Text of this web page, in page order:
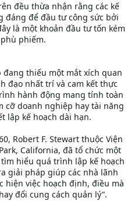
đều thừa nhận rằng các kế
đáng để đầu tư công sức bởi
là một khoản đầu tư tốn kém
phiếm.
thiếu một mắt xích quan
đạo nhất trí và cam kết thực
hành động mang tính toàn
cỡ doanh nghiệp hay tài năng
lập kế hoạch dài hạn.
Robert F. Stewart thuộc Viện
California, đã tổ chức một
hiểu quá trình lập kế hoạch
giải pháp giúp các nhà lãnh
hiện việc hoạch định, điều mà
đổi cung cách quản lý”.